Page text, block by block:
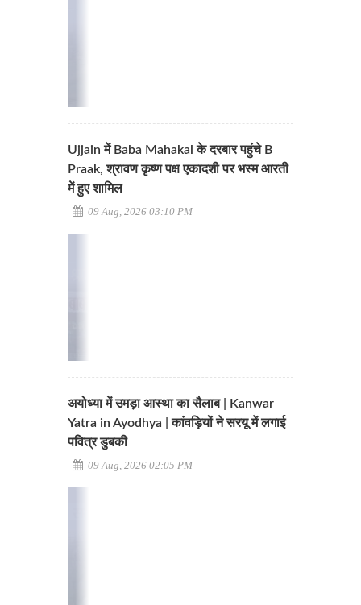
Ujjain में Baba Mahakal के दरबार पहुंचे B
Praak, श्रावण कृष्ण पक्ष एकादशी पर भस्म आरती
में हुए शामिल
09 Aug, 2026 03:10 PM
अयोध्या में उमड़ा आस्था का सैलाब | Kanwar
Yatra in Ayodhya | कांवड़ियों ने सरयू में लगाई
पवित्र डुबकी
09 Aug, 2026 02:05 PM